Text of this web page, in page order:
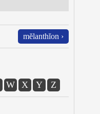
mĕlanthĭon ›
W X Y Z